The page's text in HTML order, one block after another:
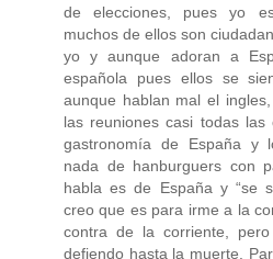
de elecciones, pues yo
muchos de ellos son
yo y aunque adoran a
española pues ellos se
aunque hablan mal el
las reuniones casi todas
gastronomía de España y
nada de hanburguers con
habla es de España y “se
creo que es para irme a la
contra de la corriente,
defiendo hasta la muerte.